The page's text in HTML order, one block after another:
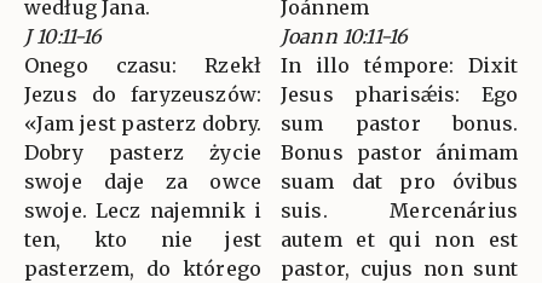
według Jana.
J 10:11-16
Onego czasu: Rzekł
Jezus do faryzeuszów:
«Jam jest pasterz dobry.
Dobry pasterz życie
swoje daje za owce
swoje. Lecz najemnik i
ten, kto nie jest
pasterzem, do którego
Joánnem
Joann 10:11-16
In illo témpore: Dixit
Jesus pharisǽis: Ego
sum pastor bonus.
Bonus pastor ánimam
suam dat pro óvibus
suis. Mercenárius
autem et qui non est
pastor, cujus non sunt